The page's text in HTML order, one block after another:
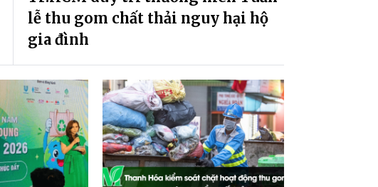
lễ thu gom chất thải nguy hại hộ
gia đình